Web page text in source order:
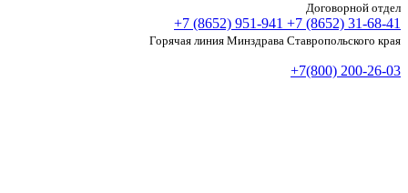
Договорной отдел
+7 (8652) 951-941 +7 (8652) 31-68-41
Горячая линия Минздрава Ставропольского края
+7(800) 200-26-03